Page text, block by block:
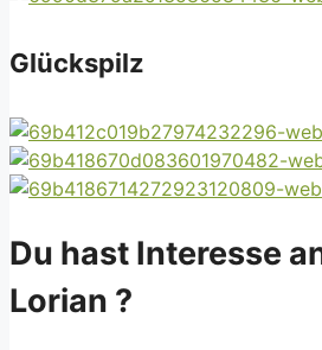
Glückspilz
Du hast Interesse
Lorian ?